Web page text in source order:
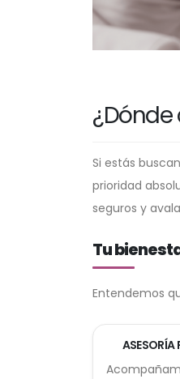
Si estás
prioridad
seguros y
Tu
Entendemos
ASESORÍA